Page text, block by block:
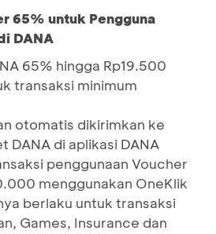
65% untuk Pengguna
DANA
65% hingga Rp19.500
transaksi minimum
otomatis dikirimkan ke
DANA di aplikasi DANA
penggunaan Voucher
menggunakan OneKlik
berlaku untuk transaksi
Games, Insurance dan